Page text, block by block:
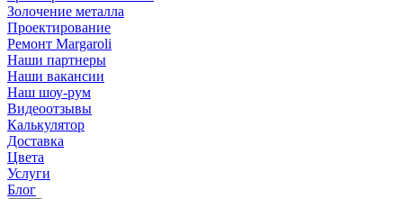
Золочение металла
Проектирование
Ремонт Margaroli
Наши партнеры
Наши вакансии
Наш шоу-рум
Видеоотзывы
Калькулятор
Доставка
Цвета
Услуги
Блог